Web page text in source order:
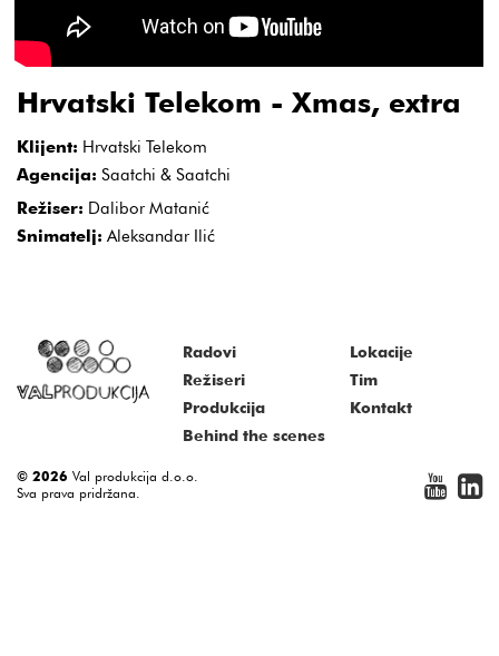
Hrvatski Telekom - Xmas, extra
Klijent: Hrvatski Telekom
Agencija: Saatchi & Saatchi
Režiser: Dalibor Matanić
Snimatelj: Aleksandar Ilić
Radovi
Režiseri
Produkcija
Lokacije
Tim
Kontakt
Behind the scenes
© 2026 Val produkcija d.o.o.
Sva prava pridržana.